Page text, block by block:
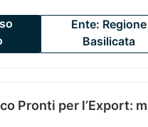
Ente: Regione
Basilicata
Pronti per l’Export: